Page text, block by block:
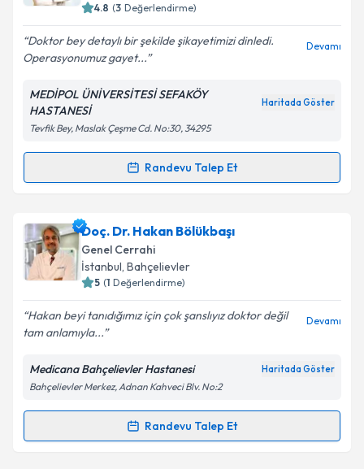
Kişisel verilerimin işlenmesine ilişkin
Metni
'ni okudum ve kişisel verilerimin belirtilen
kapsamda işlenmesini kabul ediyorum.
Takvim Talebini Gönder
4.8 (3 Değerlendirme)
Doktor bey detaylı bir şekilde şikayetimizi dinledi.
Operasyonumuz gayet...
Devamı
MEDİPOL ÜNİVERSİTESİ SEFAKÖY
HASTANESİ
Haritada Göster
Tevfik Bey, Maslak Çeşme Cd. No:30, 34295
Randevu Talep Et
Randevu Takvimi Talebi
Dr. Öğr. Üyesi Şükrü Serdar Esgil
takvimi talebi oluşturun. Size bu uzmandan randevu
almanız için bir takvim hazırlandığında e-posta ile
bilgilendireceğiz.
E-posta Adresiniz
Kişisel verilerimin işlenmesine ilişkin
Metni'ni okudum ve kişisel verilerimin belirtilen
kapsamda işlenmesini kabul ediyorum.
Doç. Dr. Hakan Bölükbaşı
Genel Cerrahi
İstanbul, Bahçelievler
5 (1 Değerlendirme)
Hakan beyi tanıdığımız için çok şanslıyız doktor değil
tam anlamıyla...
Devamı
Medicana Bahçelievler Hastanesi Haritada Göster
Bahçelievler Merkez, Adnan Kahveci Blv. No:2
Randevu Talep Et
Randevu Takvimi Talebi